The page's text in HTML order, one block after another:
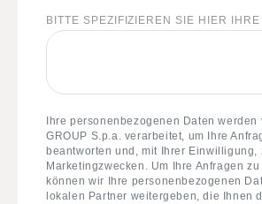
BITTE SPEZIFIZIEREN SIE HIER
Ihre personenbezogenen Daten werden
GROUP S.p.a. verarbeitet, um Ihre
beantworten und, mit Ihrer Einwilligung,
Marketingzwecken. Um Ihre Anfragen
können wir Ihre personenbezogenen
lokalen Partner weitergeben, die Ihnen